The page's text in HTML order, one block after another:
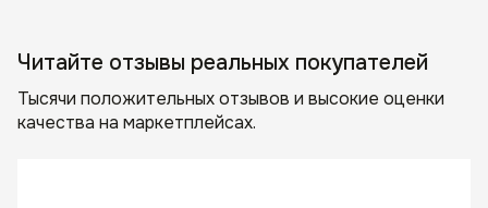
Читайте отзывы реальных покупателей
Тысячи положительных отзывов и высокие оценки
качества на маркетплейсах.